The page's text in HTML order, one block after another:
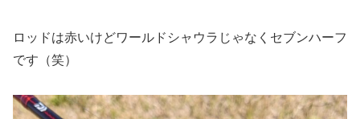
ロッドは赤いけどワールドシャウラじゃなくセブンハーフ
です（笑）